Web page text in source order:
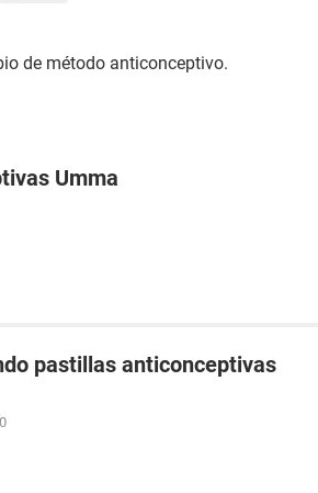
de método anticonceptivo.
Umma
pastillas anticonceptivas